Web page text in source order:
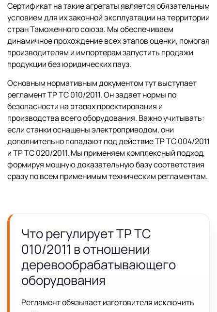
Сертификат на такие агрегаты является обязательным
условием для их законной эксплуатации на территории
стран Таможенного союза. Мы обеспечиваем
динамичное прохождение всех этапов оценки, помогая
производителям и импортерам запустить продажи
продукции без юридических пауз.
Основным нормативным документом тут выступает
регламент ТР ТС 010/2011. Он задает нормы по
безопасности на этапах проектирования и
производства всего оборудования. Важно учитывать:
если станки оснащены электроприводом, они
дополнительно попадают под действие ТР ТС 004/2011
и ТР ТС 020/2011. Мы применяем комплексный подход,
формируя мощную доказательную базу соответствия
сразу по всем применимым техническим регламентам.
Что регулирует ТР ТС
010/2011 в отношении
деревообрабатывающего
оборудования
Регламент обязывает изготовителя исключить